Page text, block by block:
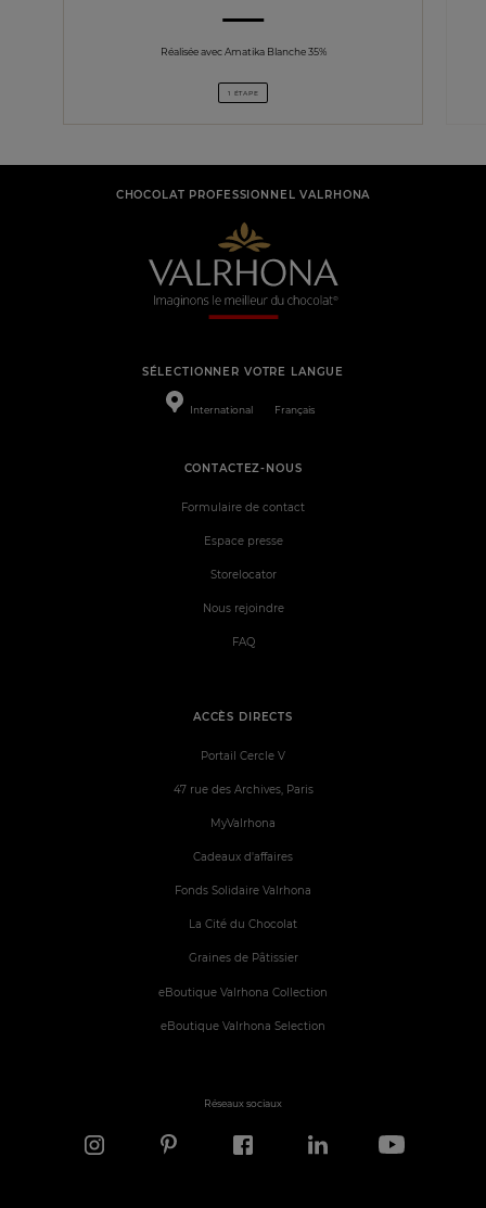
Réalisée avec Amatika Blanche 35%
1 ÉTAPE
CHOCOLAT PROFESSIONNEL VALRHONA
SÉLECTIONNER VOTRE LANGUE
International Français
ACCÈS DIRECTS
Portail Cercle V
47 rue des Archives, Paris
MyValrhona
Cadeaux d'affaires
Fonds Solidaire Valrhona
La Cité du Chocolat
Graines de Pâtissier
eBoutique Valrhona Collection
eBoutique Valrhona Selection
CONTACTEZ-NOUS
Formulaire de contact
Espace presse
Storelocator
Nous rejoindre
FAQ
Réseaux sociaux